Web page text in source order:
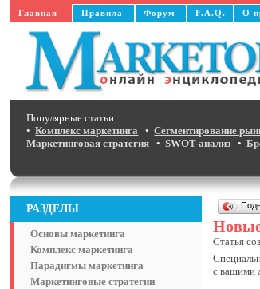
Главная Правила Форум F.A.Q. О
Популярные статьи
•Комплекс маркетинга •Сегментирование
Маркетинговая стратегия •SWOT-анализ •
РАЗДЕЛЫ
Основы маркетинга
Комплекс маркетинга
Парадигмы маркетинга
Маркетинговые стратегии
Статья
с вашими